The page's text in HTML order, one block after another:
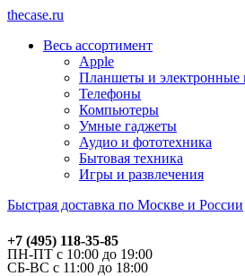
thecase.ru
Весь ассортимент
Apple
Планшеты и электронные
Телефоны
Компьютеры
Умные гаджеты
Аудио и фототехника
Бытовая техника
Игры и развлечения
Быстрая доставка по Москве и России
+7 (495) 118-35-85
ПН-ПТ с 10:00 до 19:00
СБ-ВС с 11:00 до 18:00